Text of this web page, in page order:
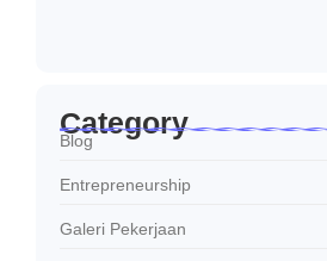
Category
Blog
Entrepreneurship
Galeri Pekerjaan